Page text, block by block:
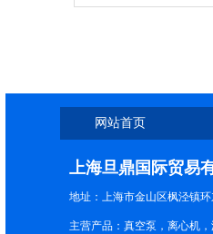
网站首页
上海旦鼎国际贸易
地址：上海市金山区枫泾镇
主营产品：真空泵，离心机